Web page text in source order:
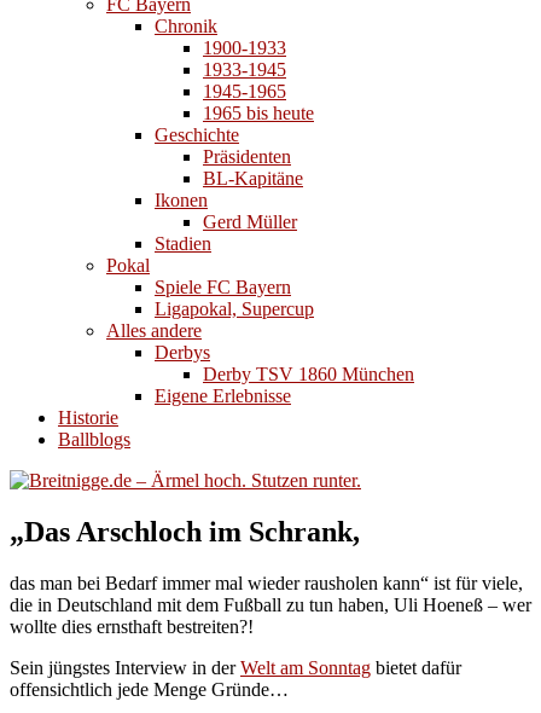
FC Bayern
Chronik
1900-1933
1933-1945
1945-1965
1965 bis heute
Geschichte
Präsidenten
BL-Kapitäne
Ikonen
Gerd Müller
Stadien
Pokal
Spiele FC Bayern
Ligapokal, Supercup
Alles andere
Derbys
Derby TSV 1860 München
Eigene Erlebnisse
Historie
Ballblogs
„Das Arschloch im Schrank,
das man bei Bedarf immer mal wieder rausholen kann“ ist für viele,
die in Deutschland mit dem Fußball zu tun haben, Uli Hoeneß – wer
wollte dies ernsthaft bestreiten?!
Sein jüngstes Interview in derWelt am Sonntag bietet dafür
offensichtlich jede Menge Gründe…